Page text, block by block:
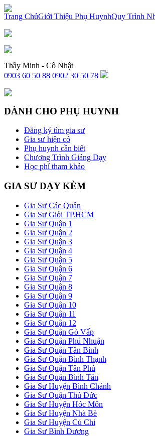
x
Trang ChủGiới Thiệu Phụ HuynhQuy Trình
Thầy Minh - Cô Nhật
0903 60 50 88 0902 30 50 78
DÀNH CHO PHỤ HUYNH
Đăng ký tìm gia sư
Gia sư hiện có
Phụ huynh cần biết
Chương Trình Giảng Dạy
Học phí tham khảo
GIA SƯ DẠY KÈM
Gia Sư Các Quận
Gia Sư Giỏi TP.HCM
Gia Sư Quận 1
Gia Sư Quận 2
Gia Sư Quận 3
Gia Sư Quận 4
Gia Sư Quận 5
Gia Sư Quận 6
Gia Sư Quận 7
Gia Sư Quận 8
Gia Sư Quận 9
Gia Sư Quận 10
Gia Sư Quận 11
Gia Sư Quận 12
Gia Sư Quận Gò Vấp
Gia Sư Quận Phú Nhuận
Gia Sư Quận Tân Bình
Gia Sư Quận Bình Thạnh
Gia Sư Quận Tân Phú
Gia Sư Quận Bình Tân
Gia Sư Huyện Bình Chánh
Gia Sư Quận Thủ Đức
Gia Sư Huyện Hóc Môn
Gia Sư Huyện Nhà Bè
Gia Sư Huyện Củ Chi
Gia Sư Bình Dương